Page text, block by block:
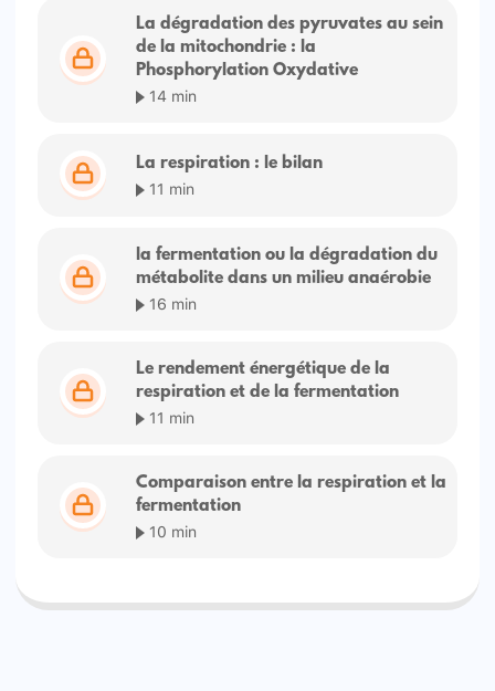
La dégradation des pyruvates au sein
de la mitochondrie : la
Phosphorylation Oxydative
14 min
La respiration : le bilan
11 min
la fermentation ou la dégradation du
métabolite dans un milieu anaérobie
16 min
Le rendement énergétique de la
respiration et de la fermentation
11 min
Comparaison entre la respiration et la
fermentation
10 min